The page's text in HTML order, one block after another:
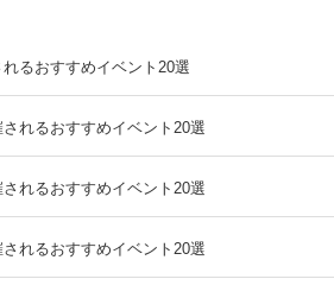
るおすすめイベント20選
れるおすすめイベント20選
れるおすすめイベント20選
れるおすすめイベント20選